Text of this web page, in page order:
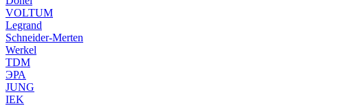
VOLTUM
Legrand
Schneider-Merten
Werkel
TDM
ЭРА
JUNG
IEK